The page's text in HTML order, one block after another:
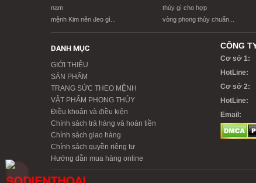
nam
thủy gì cho hợp
mệnh Kim nên đeo gì...
vòng phong thủy chuẩn...
DANH MỤC
GIỚI THIỆU
SẢN PHẨM
TRANG SỨC THEO MỆNH
VẬT PHẨM PHONG THỦY
Điều khoản và điều kiện
Chính sách trả hàng và hoàn tiền
Chính sách giao hàng
Chính sách quyền riêng tư
Hướng dẫn mua hàng online
CÔNG
Cơ sở 1:
HotLine:
Cơ sở 2:
HotLine:
Email: